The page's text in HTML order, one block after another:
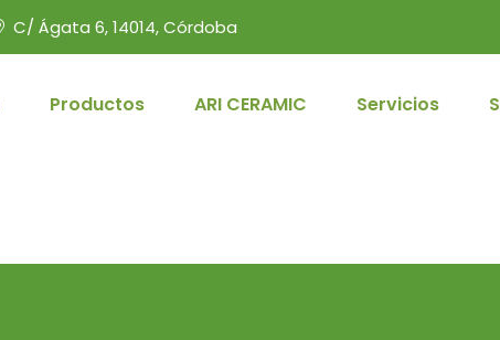
C/ Ágata 6, 14014, Córdoba
Productos ARI CERAMIC Servicios